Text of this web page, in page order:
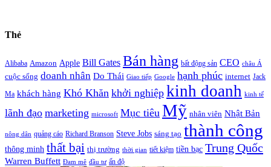
Thẻ
Alibaba Amazon Apple Bill Gates Bán hàng bất động sản CEO châu Á
cuộc sống doanh nhân Do Thái Giao tiếp Google hạnh phúc internet Jack
Ma khách hàng Khó Khăn khởi nghiệp kinh doanh kinh tế
lãnh đạo marketing microsoft Mục tiêu Mỹ nhân viên Nhật Bản
nông dân quảng cáo Richard Branson Steve Jobs sáng tạo thành công
thông minh thất bại thị trường thời gian tiết kiệm tiền bạc Trung Quốc
Warren Buffett Đam mê đầu tư ấn độ